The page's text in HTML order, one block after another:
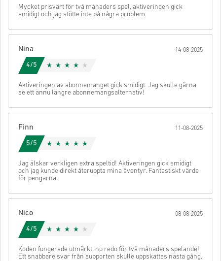
Kolla den snabba guiden ovan eller följ stegen nedan 👇
• Välj din produkt
• Välj din betalningsmetod
• Slutför din beställning
När det är klart får du ett mejl med en säker länk för att komma åt
Dessa nedladdningsbara koder produceras av spelets
utvecklare och är därför original.
Nedladdningsbart innehåll eller DLC-produkter - Du måste
expansion.
Du kan få mer än en kod för vissa produkter.
Avbryt Skicka
Mycket prisvärt för två månaders spel, aktiveringen gick
smidigt och jag stötte inte på några problem.
Nina 14-08-2025
4/5
Aktiveringen av abonnemanget gick smidigt. Jag skulle gärna
se ett ännu längre abonnemangsalternativ!
Finn 11-08-2025
5/5
Jag älskar verkligen extra speltid! Aktiveringen gick smidigt
och jag kunde direkt återuppta mina äventyr. Fantastiskt värde
för pengarna.
Nico 08-08-2025
4/5
Koden fungerade utmärkt, nu redo för två månaders spelande!
Ett snabbare svar från supporten skulle uppskattas nästa gång.